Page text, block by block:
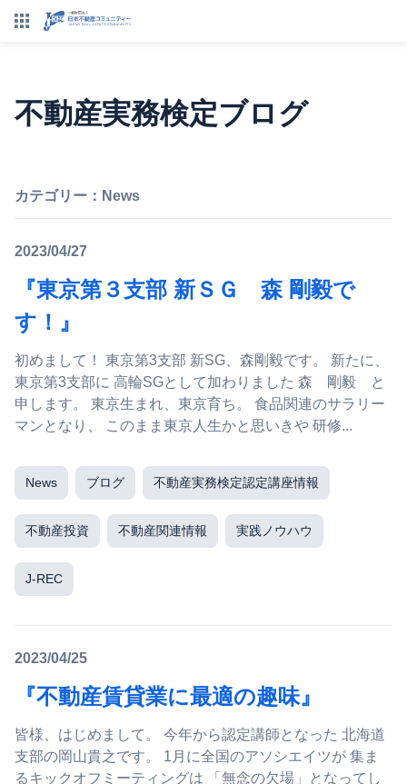
不動産実務検定ブログ
カテゴリー： News
2023/04/27
『東京第３支部 新ＳＧ 森 剛毅で
す！』
初めまして！ 東京第3支部 新SG、森剛毅です。 新たに、
東京第3支部に 高輪SGとして加わりました 森 剛毅 と
申します。 東京生まれ、東京育ち。 食品関連のサラリー
マンとなり、 このまま東京人生かと思いきや 研修...
News ブログ 不動産実務検定認定講座情報
不動産投資 不動産関連情報 実践ノウハウ
J-REC
2023/04/25
『不動産賃貸業に最適の趣味』
皆様、はじめまして。 今年から認定講師となった 北海道
支部の岡山貴之です。 1月に全国のアソシエイツが 集ま
るキックオフミーティングは 「無念の欠場」となってし